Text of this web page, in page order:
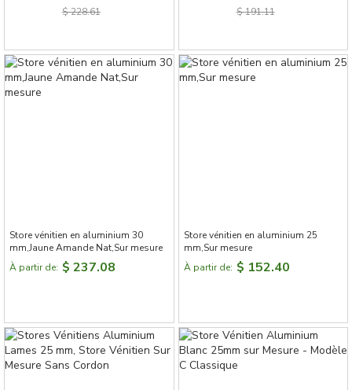
$ 228.61 $ 191.11
Store vénitien en aluminium 30
mm,Jaune Amande Nat,Sur mesure
À partir de: $ 237.08
Store vénitien en aluminium 25
mm,Sur mesure
À partir de: $ 152.40